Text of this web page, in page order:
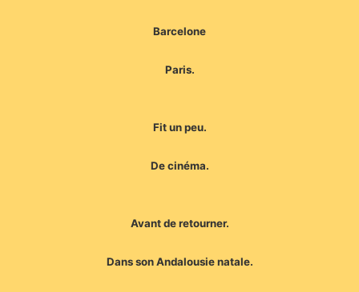
Barcelone
Paris.
Fit un peu.
De cinéma.
Avant de retourner.
Dans son Andalousie natale.